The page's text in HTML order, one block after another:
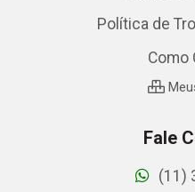
Política de
Como
Fale
(11)